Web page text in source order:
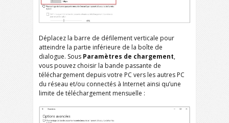
Déplacez la barre de défilement verticale pour
atteindre la partie inférieure de la boîte de
dialogue. Sous Paramètres de chargement,
vous pouvez choisir la bande passante de
téléchargement depuis votre PC vers les autres PC
du réseau et/ou connectés à Internet ainsi qu’une
limite de téléchargement mensuelle :